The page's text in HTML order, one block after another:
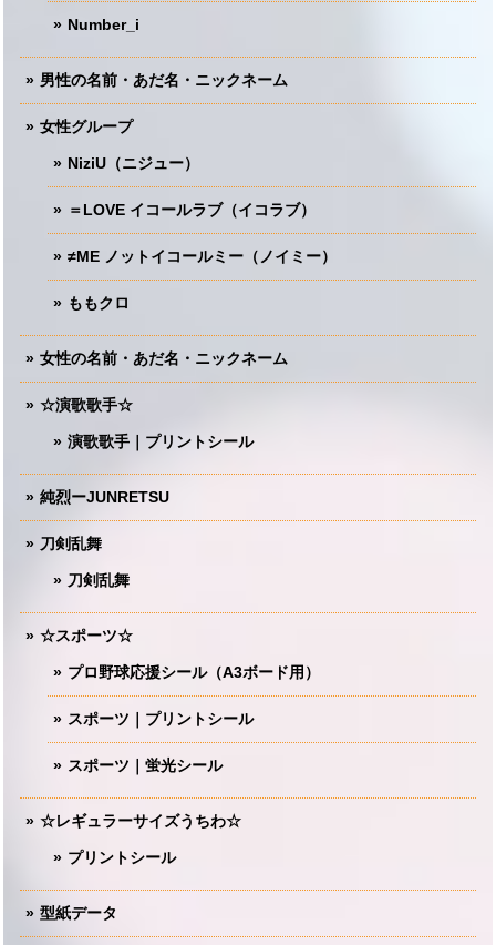
Number_i
男性の名前・あだ名・ニックネーム
女性グループ
NiziU（ニジュー）
＝LOVE イコールラブ（イコラブ）
≠ME ノットイコールミー（ノイミー）
ももクロ
女性の名前・あだ名・ニックネーム
☆演歌歌手☆
演歌歌手｜プリントシール
純烈ーJUNRETSU
刀剣乱舞
刀剣乱舞
☆スポーツ☆
プロ野球応援シール（A3ボード用）
スポーツ｜プリントシール
スポーツ｜蛍光シール
☆レギュラーサイズうちわ☆
プリントシール
型紙データ